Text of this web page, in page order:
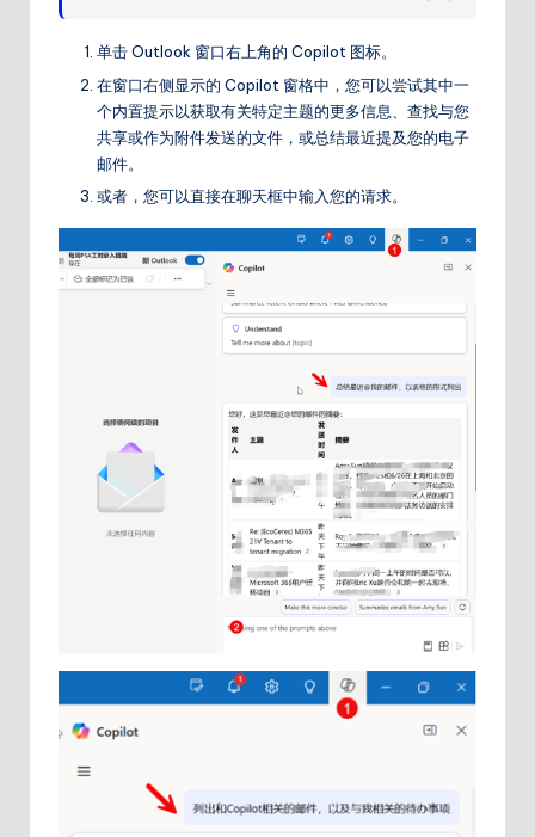
单击 Outlook 窗口右上角的 Copilot 图标。
在窗口右侧显示的 Copilot 窗格中，您可以尝试其中一
个内置提示以获取有关特定主题的更多信息、查找与您
共享或作为附件发送的文件，或总结最近提及您的电子
邮件。
或者，您可以直接在聊天框中输入您的请求。